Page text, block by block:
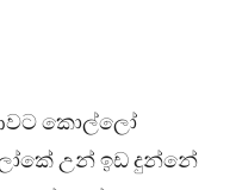
ආවට කොල්ලෝ
උන් ඉඩ දුන්නේ